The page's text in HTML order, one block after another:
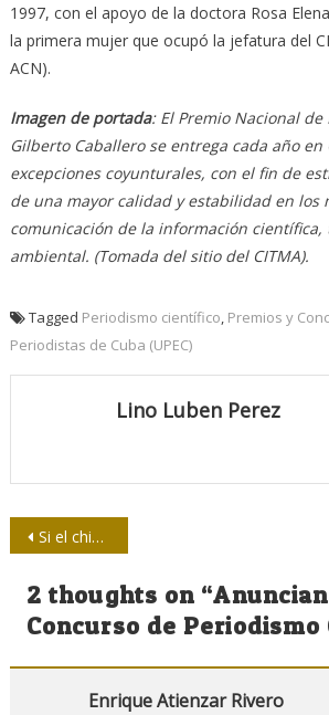
1997, con el apoyo de la doctora Rosa
la primera mujer que ocupó la jefatura del
ACN).
Imagen de portada: El Premio Nacional
Gilberto Caballero se entrega cada año en
excepciones coyunturales, con el fin de
de una mayor calidad y estabilidad en los
comunicación de la información científica,
ambiental. (Tomada del sitio del CITMA).
Tagged Periodismo científico Premios y
Periodistas de Cuba (UPEC)
Lino Luben Perez
Navegación
de
entradas
Si el chisme paga la cuenta gana la comunicación
2 thoughts on “
Concurso de
Enrique Atienzar Rivero